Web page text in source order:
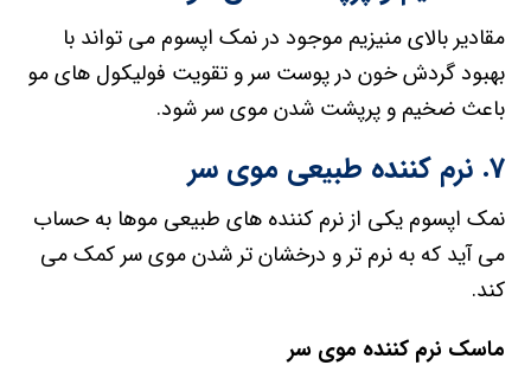
مقادیر بالای منیزیم موجود در نمک اپسوم می تواند با
بهبود گردش خون در پوست سر و تقویت فولیکول های مو
باعث ضخیم و پرپشت شدن موی سر شود.
7. نرم کننده طبیعی موی سر
نمک اپسوم یکی از نرم کننده های طبیعی موها به حساب
می آید که به نرم تر و درخشان تر شدن موی سر کمک می
کند.
ماسک نرم کننده موی سر